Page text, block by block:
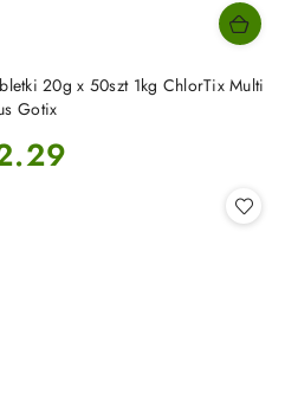
20g x 50szt 1kg ChlorTix Multi
Gotix